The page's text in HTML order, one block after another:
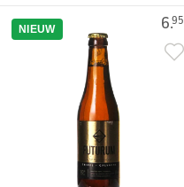
6.95
NIEUW